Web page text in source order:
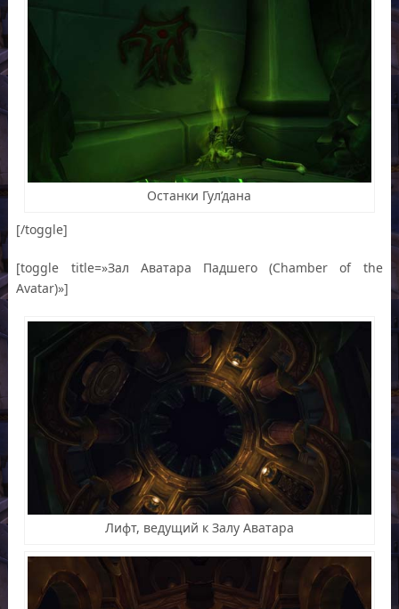
Останки Гул’дана
[/toggle]
[toggle title=»Зал Аватара Падшего (Chamber of the
Avatar)»]
Лифт, ведущий к Залу Аватара